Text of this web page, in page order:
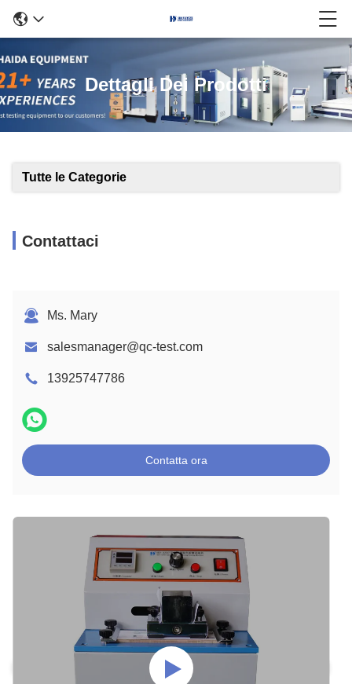
Dettagli Dei Prodotti
Tutte le Categorie
Contattaci
Ms. Mary
salesmanager@qc-test.com
13925747786
Contatta ora